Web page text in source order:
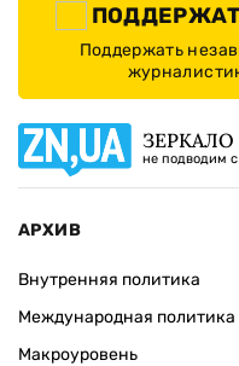
Поддержать
не подводим
АРХИВ
Внутренняя политика
Международная политика
Макроуровень